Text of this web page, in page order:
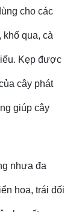
cho các
qua, cà
Kẹp được
cây phát
giúp cây
nhựa đa
hoa, trái đối